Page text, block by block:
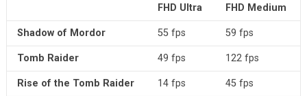
FHD Ultra FHD Medium
Shadow of Mordor 55 fps 59 fps
Tomb Raider 49 fps 122 fps
Rise of the Tomb Raider 14 fps 45 fps